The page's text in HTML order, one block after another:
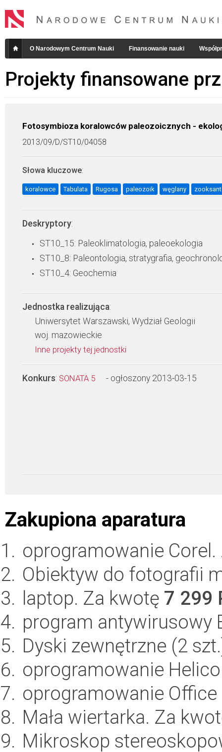
O Narodowym Centrum Nauki Finansowanie nauki
Projekty finansowane
Fotosymbioza koralowców paleozoicznych -
2013/09/D/ST10/04058
Słowa kluczowe:
koralowce Tabulata Rugosa paleozoik węglany
Deskryptory:
ST10_15: Paleoklimatologia, paleoekologia
ST10_8: Paleontologia, stratygrafia,
ST10_4: Geochemia
Jednostka realizująca:
Uniwersytet Warszawski, Wydział Geologii
woj. mazowieckie
Inne projekty tej jednostki
Konkurs: SONATA 5 - ogłoszony 2013-03-15
Zakupiona aparatura
oprogramowanie
Obiektyw do fotografii
laptop. Za kwotę 7 299
program antywirusowy
Dyski zewnętrzne (2
oprogramowanie
oprogramowanie
Mała wiertarka. Za
Mikroskop